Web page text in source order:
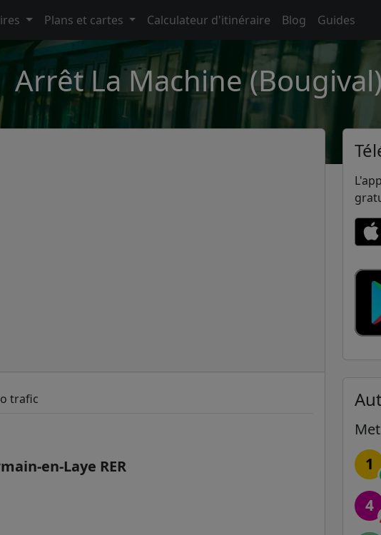
Plans et cartes Calculateur d'itinéraire Blog Guides
Arrêt La Machine (Bougival)
trafic
en-Laye RER 1
4